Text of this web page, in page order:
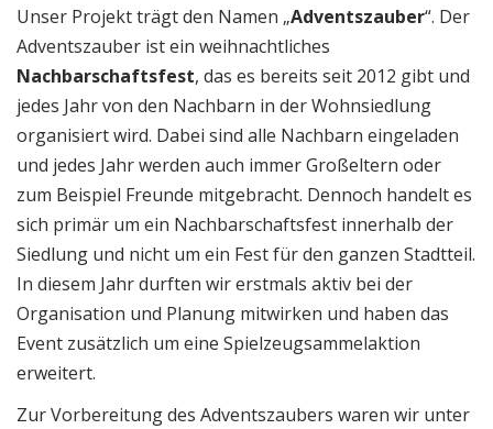
Unser Projekt trägt den Namen „Adventszauber“. Der
Adventszauber ist ein weihnachtliches
Nachbarschaftsfest, das es bereits seit 2012 gibt und
jedes Jahr von den Nachbarn in der Wohnsiedlung
organisiert wird. Dabei sind alle Nachbarn eingeladen
und jedes Jahr werden auch immer Großeltern oder
zum Beispiel Freunde mitgebracht. Dennoch handelt es
sich primär um ein Nachbarschaftsfest innerhalb der
Siedlung und nicht um ein Fest für den ganzen Stadtteil.
In diesem Jahr durften wir erstmals aktiv bei der
Organisation und Planung mitwirken und haben das
Event zusätzlich um eine Spielzeugsammelaktion
erweitert.
Zur Vorbereitung des Adventszaubers waren wir unter